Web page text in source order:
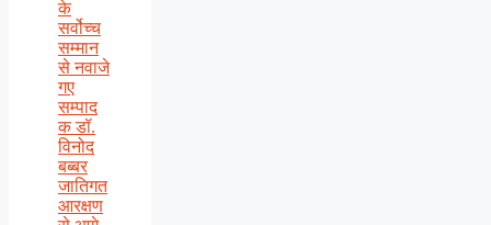
के
सर्वोच्च
सम्मान
से नवाजे
गए
सम्पाद
क डॉ.
विनोद
बब्बर
जातिगत
आरक्षण